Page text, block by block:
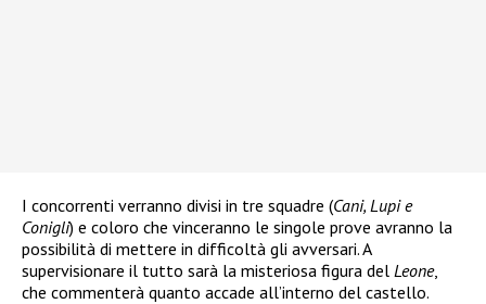
I concorrenti verranno divisi in tre squadre (Cani, Lupi e
Conigli) e coloro che vinceranno le singole prove avranno la
possibilità di mettere in difficoltà gli avversari. A
supervisionare il tutto sarà la misteriosa figura del Leone,
che commenterà quanto accade all’interno del castello.